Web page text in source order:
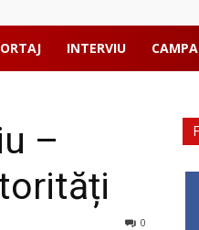
INTERVIU
–
0